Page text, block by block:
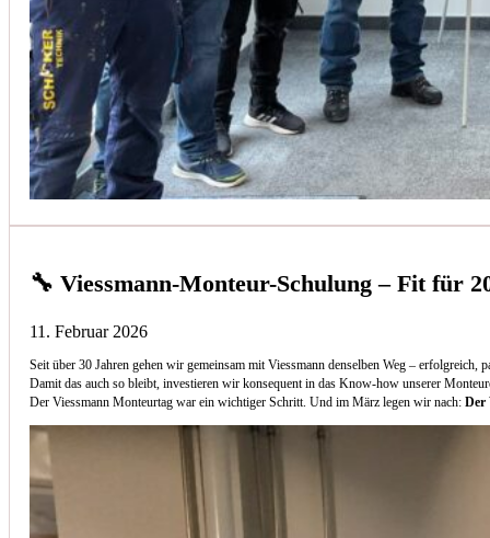
🔧 Viessmann-Monteur-Schulung – Fit für
11. Februar 2026
Seit über 30 Jahren gehen wir gemeinsam mit Viessmann denselben Weg – erfolgreich,
Damit das auch so bleibt, investieren wir konsequent in das Know-how unserer
Der Viessmann Monteurtag war ein wichtiger Schritt. Und im März legen wir nach:Der